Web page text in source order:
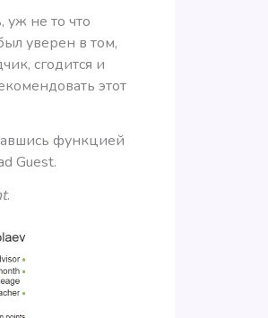
уж не то что
уверен в том,
сгодится и
этот
функцией
Guest.
.